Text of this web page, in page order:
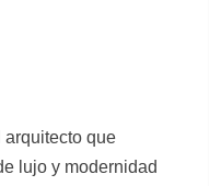
arquitecto que
lujo y modernidad